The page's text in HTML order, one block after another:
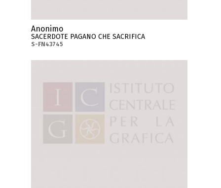
Anonimo
SACERDOTE PAGANO CHE SACRIFICA
S-FN43745